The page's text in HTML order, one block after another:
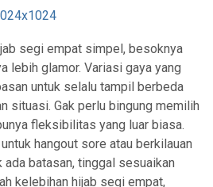
segi empat simpel, besoknya
lebih glamor. Variasi gaya yang
untuk selalu tampil berbeda
situasi. Gak perlu bingung memilih
fleksibilitas yang luar biasa.
hangout sore atau berkilauan
batasan, tinggal sesuaikan
kelebihan hijab segi empat,